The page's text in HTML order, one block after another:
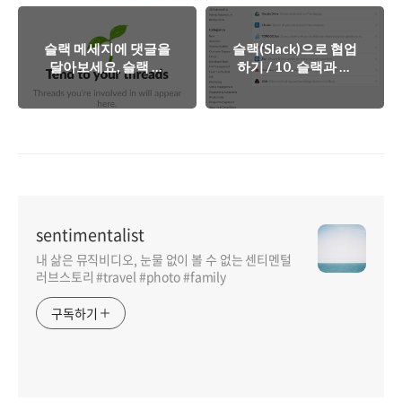
슬랙 메세지에 댓글을
달아보세요, 슬랙 스
레드(Thread)
슬랙(Slack)으로 협업
하기 / 10. 슬랙과 구
글 드라이브 연동하기
sentimentalist
내 삶은 뮤직비디오, 눈물 없이 볼 수 없는 센티멘털
러브스토리 #travel #photo #family
구독하기